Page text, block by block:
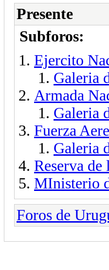
Presente
Subforos:
Ejercito
Galeria
Armada
Galeria
Fuerza
Galeria
Reserva de
MInisterio
Foros de